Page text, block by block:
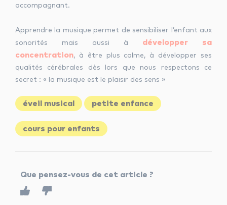
accompagnant.
Apprendre la musique permet de sensibiliser l’enfant aux
sonorités mais aussi à développer sa
concentration, à être plus calme, à développer ses
qualités cérébrales dès lors que nous respectons ce
secret : « la musique est le plaisir des sens »
éveil musical petite enfance
cours pour enfants
Que pensez-vous de cet article ?